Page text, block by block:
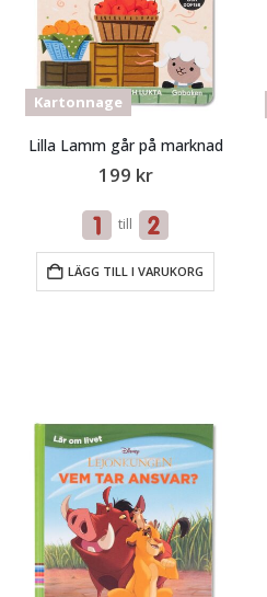
Kartonnage
Lilla Lamm går på marknad
199 kr
till
LÄGG TILL I VARUKORG